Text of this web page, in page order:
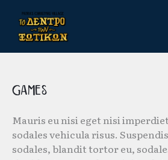
Games
Mauris eu nisi eget nisi
sodales vehicula risus.
sodales, blandit tortor eu,